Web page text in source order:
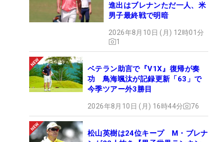
進出はブレナンただ一人、米
男子最終戦で明暗
2026年8月10日 (月) 12時01分
1
ベテラン助言で『V1X』復帰が奏
功 鳥海颯汰が記録更新「63」で
今季ツアー外3勝目
2026年8月10日 (月) 16時44分 76
松山英樹は24位キープ M・ブレナ